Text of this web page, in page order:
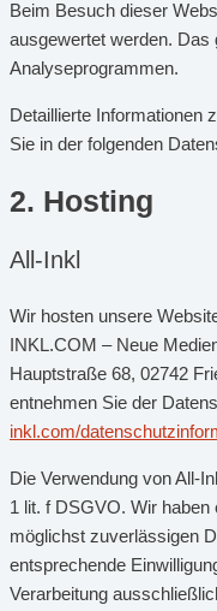
Beim Besuch dieser
ausgewertet werden. Das
Analyseprogrammen.
Detaillierte Informationen
Sie in der folgenden
2. Hosting
All-Inkl
Wir hosten unsere
INKL.COM – Neue
Hauptstraße 68, 02742
entnehmen Sie der
inkl.com/
Die Verwendung von All-
1 lit. f DSGVO. Wir
möglichst zuverlässigen
entsprechende
Verarbeitung